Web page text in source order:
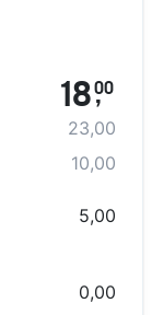
18,
00
23,00
10,00
5,00
0,00